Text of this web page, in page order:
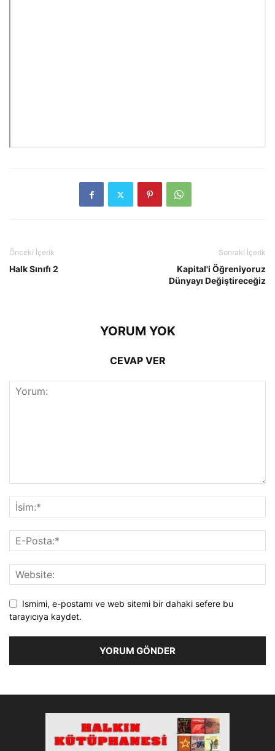
Önceki İçerik
Halk Sınıfı 2
Sonraki İçerik
Kapital'i Öğreniyoruz
Dünyayı Değiştireceğiz
YORUM YOK
CEVAP VER
Ismimi, e-postamı ve web sitemi bir dahaki sefere bu
tarayıcıya kaydet.